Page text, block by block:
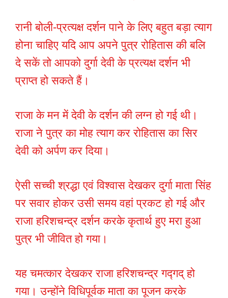
रानी बोली-प्रत्यक्ष दर्शन पाने के लिए बहुत बड़ा त्याग
होना चाहिए यदि आप अपने पुत्र रोहितास की बलि
दे सकें तो आपको दुर्गा देवी के प्रत्यक्ष दर्शन भी
प्राप्त हो सकते हैं।
राजा के मन में देवी के दर्शन की लग्न हो गई थी।
राजा ने पुत्र का मोह त्याग कर रोहितास का सिर
देवी को अर्पण कर दिया।
ऐसी सच्ची श्रद्धा एवं विश्वास देखकर दुर्गा माता सिंह
पर सवार होकर उसी समय वहां प्रकट हो गई और
राजा हरिशचन्द्र दर्शन करके कृतार्थ हुए मरा हुआ
पुत्र भी जीवित हो गया।
यह चमत्कार देखकर राजा हरिशचन्द्र गद्गद् हो
गया। उन्होंने विधिपूर्वक माता का पूजन करके